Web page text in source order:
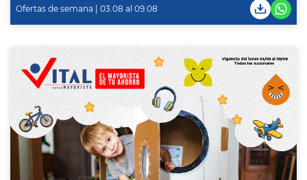
Ofertas de semana | 03.08 al 09.08